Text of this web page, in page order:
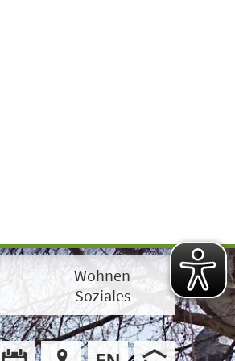
Wohnen
Soziales